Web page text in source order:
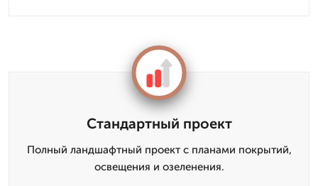
Стандартный проект
Полный ландшафтный проект с планами покрытий,
освещения и озеленения.